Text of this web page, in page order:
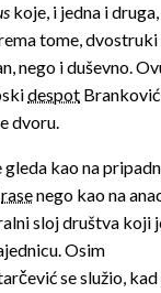
koje, i jedna i
tome,
nego i duševno.
despot
dvoru.
gleda kao na
rasenego kao na
sloj društva koji
Osim
se služio,